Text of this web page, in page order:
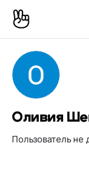
Оливия
Пользователь не